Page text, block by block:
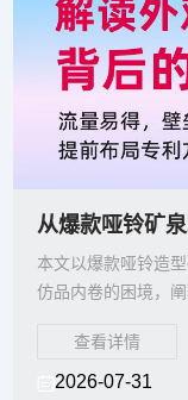
本文以爆款哑铃造
仿品内卷的困境，
保护原创外形、遏
查看详情
2026-07-31